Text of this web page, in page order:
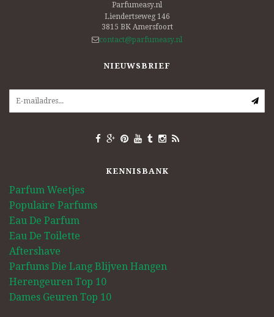
Parfumeasy.nl
Liendertseweg 146
3815 BK Amersfoort
contact@parfumeasy.nl
NIEUWSBRIEF
KENNISBANK
Parfum Weetjes
Populaire Parfums
Eau De Parfum
Eau De Toilette
Aftershave
Parfums Die Lang Blijven Hangen
Herengeuren Top 10
Dames Geuren Top 10